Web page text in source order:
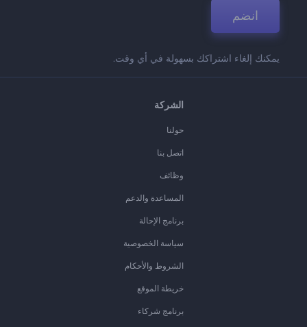
انضم
يمكنك إلغاء اشتراكك بسهولة في أي وقت.
الشركة
حولنا
اتصل بنا
وظائف
المساعدة والدعم
برنامج الإحالة
سياسة الخصوصية
الشروط والأحكام
خريطة الموقع
برنامج شركاء